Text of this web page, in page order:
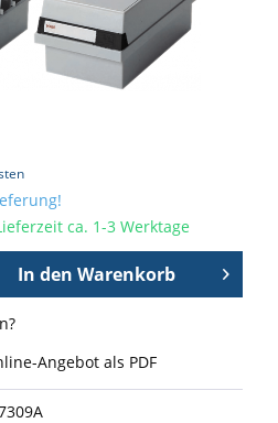
ca. 1-3 Werktage
In den Warenkorb
Angebot als PDF